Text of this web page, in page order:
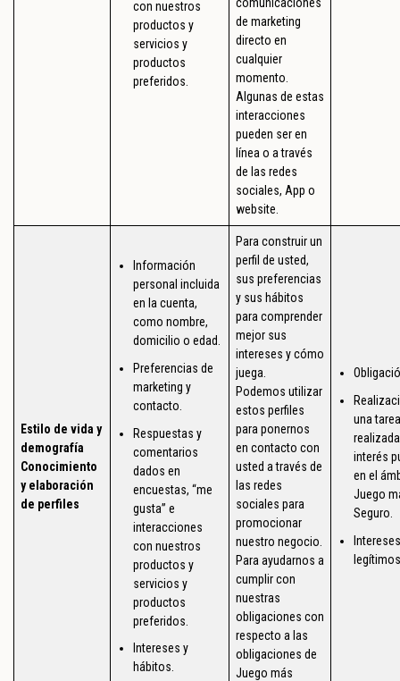
con nuestros
productos y
servicios y
productos
preferidos.
de marketing
directo en
cualquier
momento.
Algunas de estas
interacciones
pueden ser en
línea o a través
de las redes
sociales, App o
website.
Estilo de vida y
demografía
Conocimiento
y elaboración
de perfiles
Información
personal incluida
en la cuenta,
como nombre,
domicilio o edad.
Preferencias de
marketing y
contacto.
Respuestas y
comentarios
dados en
encuestas, “me
gusta” e
interacciones
con nuestros
productos y
servicios y
productos
preferidos.
Intereses y
hábitos.
Para construir un
perfil de usted,
sus preferencias
y sus hábitos
para comprender
mejor sus
intereses y cómo
juega.
Podemos utilizar
estos perfiles
para ponernos
en contacto con
usted a través de
las redes
sociales para
promocionar
nuestro negocio.
Para ayudarnos a
cumplir con
nuestras
obligaciones con
respecto a las
obligaciones de
Juego más
una tarea
interés
en el
Juego
Seguro.
Intereses